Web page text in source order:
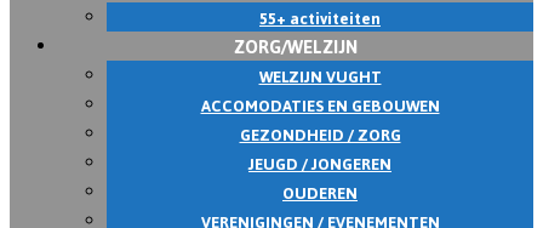
55+ activiteiten
ZORG/WELZIJN
WELZIJN VUGHT
ACCOMODATIES EN GEBOUWEN
GEZONDHEID / ZORG
JEUGD / JONGEREN
OUDEREN
VERENIGINGEN / EVENEMENTEN